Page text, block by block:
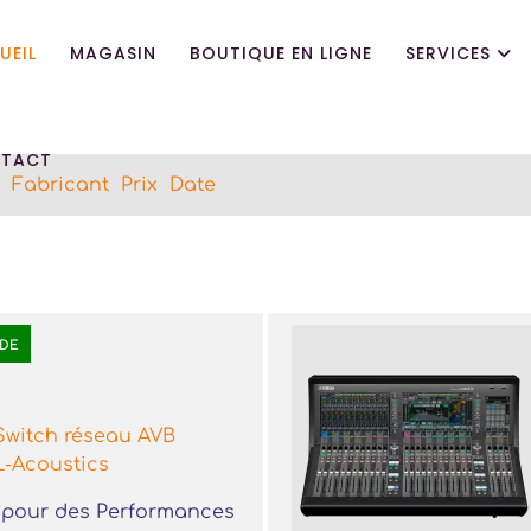
MAGASIN BOUTIQUE EN LIGNE SERVICES
Fabricant Prix Date
réseau AVB
Acoustics
pour des Performances